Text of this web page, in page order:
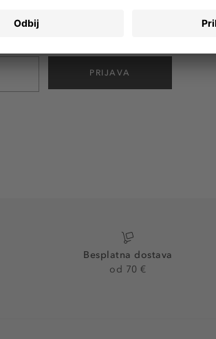
o svim trendovima i
PRIJAVA
Besplatna dostava
od 70 €